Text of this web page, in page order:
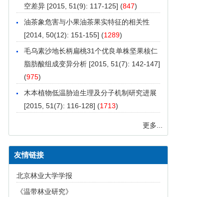
空差异 [2015, 51(9): 117-125] (847)
油茶象危害与小果油茶果实特征的相关性
[2014, 50(12): 151-155] (1289)
毛乌素沙地长柄扁桃31个优良单株坚果核仁
脂肪酸组成变异分析 [2015, 51(7): 142-147]
(975)
木本植物低温胁迫生理及分子机制研究进展
[2015, 51(7): 116-128] (1713)
更多...
友情链接
北京林业大学学报
《温带林业研究》